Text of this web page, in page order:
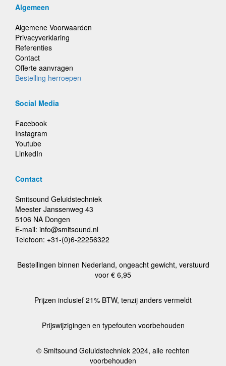
Algemeen
Algemene Voorwaarden
Privacyverklaring
Referenties
Contact
Offerte aanvragen
Bestelling herroepen
Social Media
Facebook
Instagram
Youtube
LinkedIn
Contact
Smitsound Geluidstechniek
Meester Janssenweg 43
5106 NA Dongen
E-mail: info@smitsound.nl
Telefoon: +31-(0)6-22256322
Bestellingen binnen Nederland, ongeacht gewicht, verstuurd
voor € 6,95
Prijzen inclusief 21% BTW, tenzij anders vermeldt
Prijswijzigingen en typefouten voorbehouden
© Smitsound Geluidstechniek 2024, alle rechten
voorbehouden